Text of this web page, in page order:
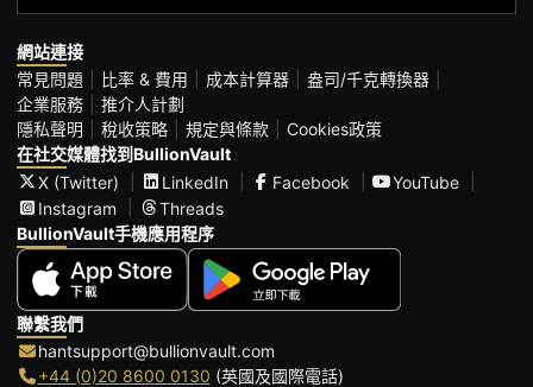
網站連接
常見問題
比率 & 費用 成本計算器
盎司/千克轉換器
企業服務
推介人計劃
隱私聲明
稅收策略 規定與條款
Cookies政策
在社交媒體找到BullionVault
X (Twitter)
LinkedIn Facebook
YouTube
Instagram
Threads
BullionVault手機應用程序
聯繫我們
hantsupport@bullionvault.com
+44 (0)20 8600 0130 (英國及國際電話)